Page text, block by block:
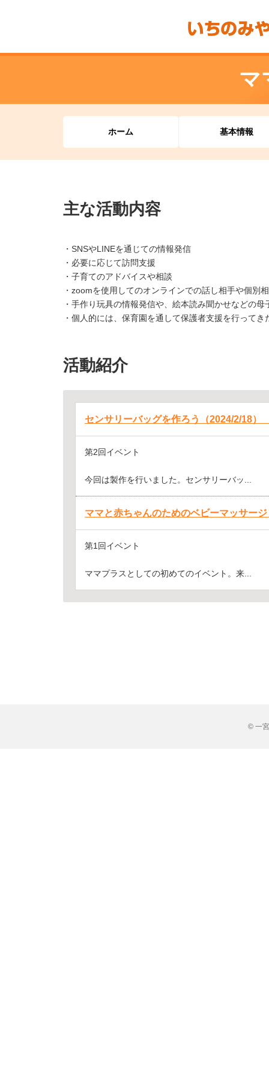
マ
ホーム 基本情報
主な活動内容
・SNSやLINEを通じての情報発信
・必要に応じて訪問支援
・子育てのアドバイスや相談
・zoomを使用してのオンラインでの話し相手や個別
・手作り玩具の情報発信や、絵本読み聞かせなどの
・個人的には、保育園を通して保護者支援を行ってき
活動紹介
センサリーバッグを作ろう（2024/2/18
第2回イベント
今回は製作を行いました。センサリーバッ...
ママと赤ちゃんのためのベビーマッサー
第1回イベント
ママプラスとしての初めてのイベント。来...
© 一